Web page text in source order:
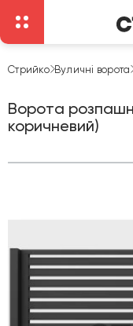
Стрийко Вуличні ворота
Ворота
коричневий)